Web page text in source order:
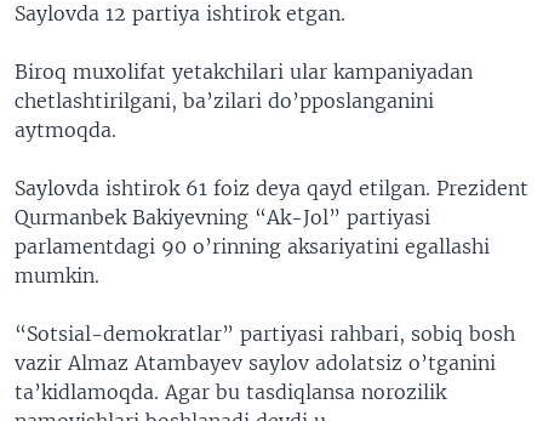
XALQARO HAYOT
VASHINGTON CHOYXONASI
VIDEO
XABARLAR SURATLARDA
FACEBOOK
YOUTUBE
ODNOKLASSNIKI
TELEGRAM
SOUNDCLOUD
INGLIZ TILI DARSLARI
EDITORIAL
Learning English
Saylovda 12 partiya ishtirok etgan.
Biroq muxolifat yetakchilari ular kampaniyadan
chetlashtirilgani, ba’zilari do’pposlanganini
aytmoqda.
Saylovda ishtirok 61 foiz deya qayd etilgan. Prezident
Qurmanbek Bakiyevning “Ak-Jol” partiyasi
parlamentdagi 90 o’rinning aksariyatini egallashi
mumkin.
“Sotsial-demokratlar” partiyasi rahbari, sobiq bosh
vazir Almaz Atambayev saylov adolatsiz o’tganini
ta’kidlamoqda. Agar bu tasdiqlansa norozilik